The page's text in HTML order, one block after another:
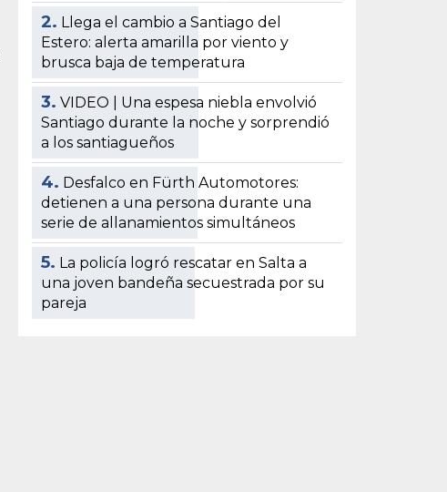
2. Llega el cambio a Santiago del
Estero: alerta amarilla por viento y
brusca baja de temperatura
3. VIDEO | Una espesa niebla envolvió
Santiago durante la noche y sorprendió
a los santiagueños
4. Desfalco en Fürth Automotores:
detienen a una persona durante una
serie de allanamientos simultáneos
5. La policía logró rescatar en Salta a
una joven bandeña secuestrada por su
pareja